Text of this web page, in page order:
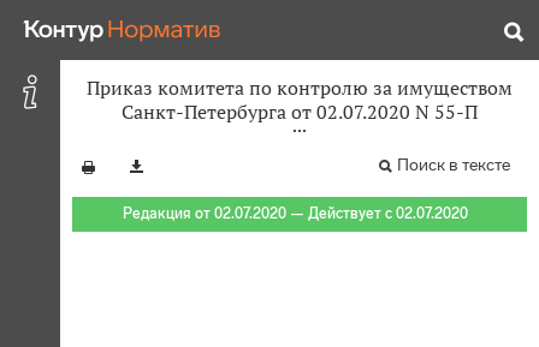
Приказ комитета по контролю за имуществом
Санкт-Петербурга от 02.07.2020 N 55-П
Поиск в тексте
Редакция от 02.07.2020 — Действует с 02.07.2020